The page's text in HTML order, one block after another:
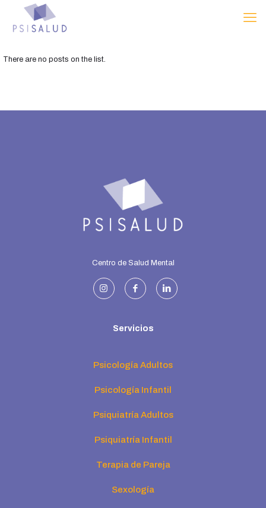
There are no posts on the list.
Centro de Salud Mental
Servicios
Psicología Adultos
Psicología Infantil
Psiquiatría Adultos
Psiquiatría Infantil
Terapia de Pareja
Sexología